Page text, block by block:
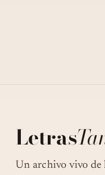
Letras
Un archivo vivo de